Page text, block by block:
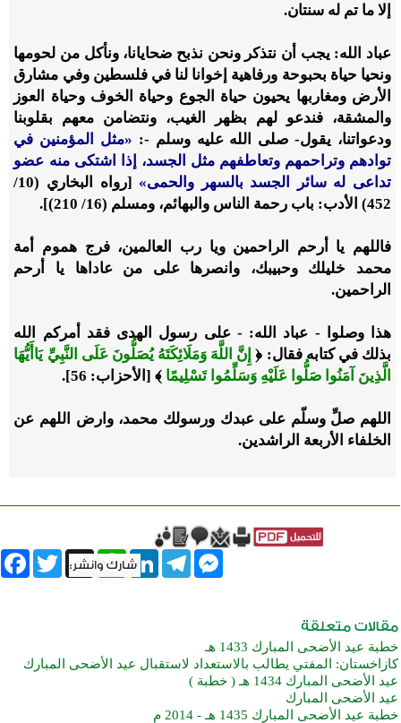
إلا ما تم له سنتان.
عباد الله: يجب أن نتذكر ونحن نذبح ضحايانا، ونأكل من لحومها
ونحيا حياة بحبوحة ورفاهية إخوانا لنا في فلسطين وفي مشارق
الأرض ومغاربها يحيون حياة الجوع وحياة الخوف وحياة العوز
والمشقة، فندعو لهم بظهر الغيب، ونتضامن معهم بقلوبنا
ودعواتنا، يقول- صلى الله عليه وسلم -: «مثل المؤمنين في
توادهم وتراحمهم وتعاطفهم مثل الجسد، إذا اشتكى منه عضو
تداعى له سائر الجسد بالسهر والحمى»
[رواه البخاري (10/
452) الأدب: باب رحمة الناس والبهائم، ومسلم (16/ 210)].
فاللهم يا أرحم الراحمين ويا رب العالمين، فرج هموم أمة
محمد خليلك وحبيبك، وانصرها على من عاداها يا أرحم
الراحمين.
هذا وصلوا - عباد الله: - على رسول الهدى فقد أمركم الله
بذلك في كتابه فقال: ﴿ إِنَّ اللَّهَ وَمَلَائِكَتَهُ يُصَلُّونَ عَلَى النَّبِيِّ يَاأَيُّهَا
الَّذِينَ آمَنُوا صَلُّوا عَلَيْهِ وَسَلِّمُوا تَسْلِيمًا ﴾ [الأحزاب: 56].
اللهم صلِّ وسلّم على عبدك ورسولك محمد، وارض اللهم عن
الخلفاء الأربعة الراشدين.
Twitter X
WhatsAppLinkedInTelegram
Messenger
خطبة عيد الأضحى المبارك 1433 هـ
كازاخستان: المفتي يطالب بالاستعداد لاستقبال عيد الأضحى المبارك
عيد الأضحى المبارك 1434 هـ ( خطبة )
عيد الأضحى المبارك
خطبة عيد الأضحى المبارك 1435 هـ - 2014 م